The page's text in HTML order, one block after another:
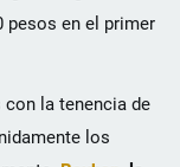
pesos en el primer
la tenencia de
los